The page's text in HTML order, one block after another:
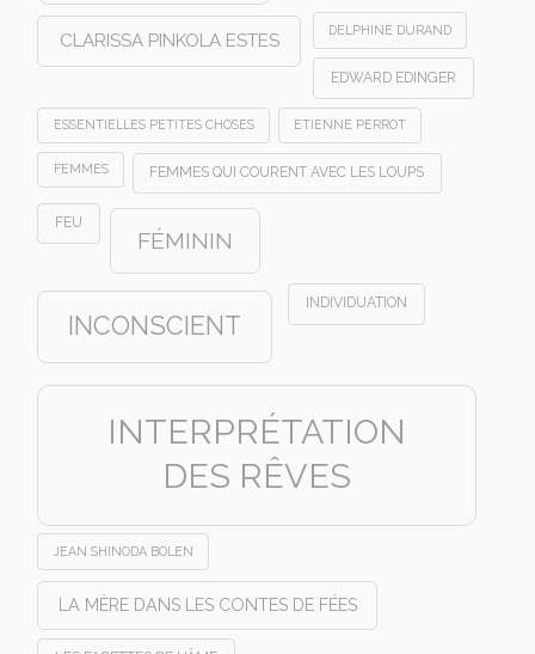
CLARISSA PINKOLA ESTES DELPHINE DURAND
EDWARD EDINGER
ESSENTIELLES PETITES CHOSES ETIENNE PERROT
FEMMES FEMMES QUI COURENT AVEC LES LOUPS
FEU
FÉMININ
INCONSCIENT
INDIVIDUATION
INTERPRÉTATION
DES RÊVES
JEAN SHINODA BOLEN
LA MÈRE DANS LES CONTES DE FÉES